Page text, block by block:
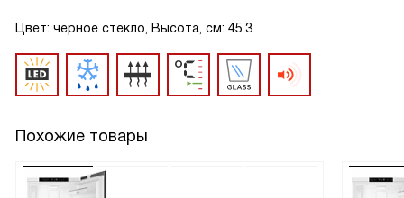
Цвет: черное стекло, Высота, см: 45.3
Похожие товары